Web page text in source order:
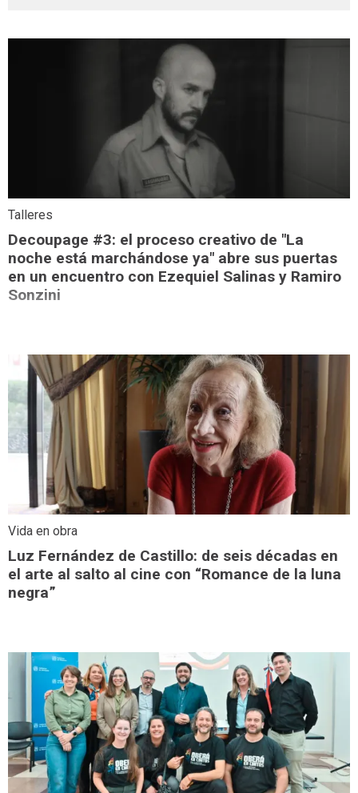
Talleres
Decoupage #3: el proceso creativo de "La
noche está marchándose ya" abre sus puertas
en un encuentro con Ezequiel Salinas y Ramiro
Sonzini
Vida en obra
Luz Fernández de Castillo: de seis décadas en
el arte al salto al cine con “Romance de la luna
negra”